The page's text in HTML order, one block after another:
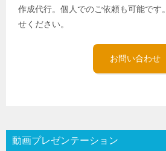
作成代行。個人でのご依頼も可能です
せください。
お問い合わせ
動画プレゼンテーション